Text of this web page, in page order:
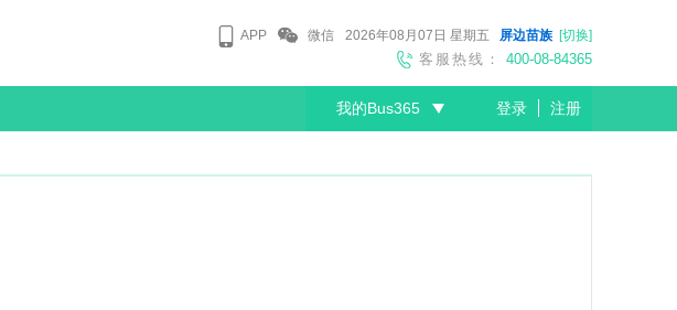
APP 微信 2026年08月07日 星期五 屏边苗族 [切换]
客服热线： 400-08-84365
我的Bus365 登录 注册